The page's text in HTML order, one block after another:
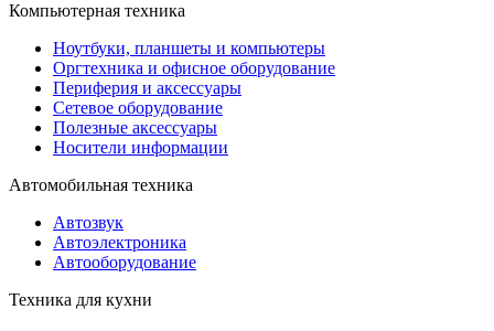
Компьютерная техника
Ноутбуки, планшеты и компьютеры
Оргтехника и офисное оборудование
Периферия и аксессуары
Cетевое оборудование
Полезные аксессуары
Носители информации
Автомобильная техника
Автозвук
Автоэлектроника
Автооборудование
Техника для кухни